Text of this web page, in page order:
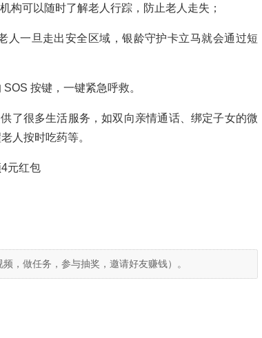
构可以随时了解老人行踪，防止老人走失；
人一旦走出安全区域，银龄守护卡立马就会通过短
按键，一键紧急呼救。
了很多生活服务，如双向亲情通话、绑定子女的微
人按时吃药等。
元红包
，做任务，参与抽奖，邀请好友赚钱）。